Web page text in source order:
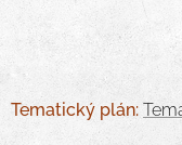
Tematický plán: